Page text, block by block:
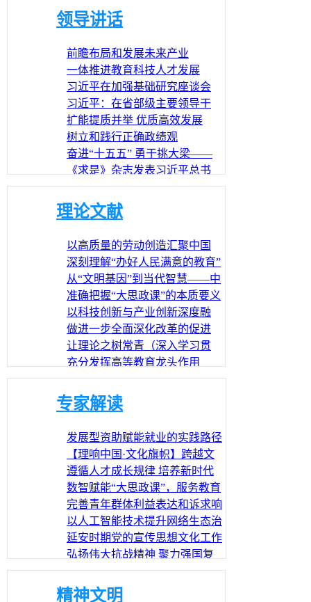
领导讲话
前瞻布局和发展未来产业
一体推进教育科技人才发展
习近平在加强基础研究座谈会
上强调 以更大力度更实举措加
强基础研究 进一步打牢科技强
国建设根基
习近平：在省部级主要领导干
部学习贯彻党的二十届四中全
会精神专题研讨班上的讲话
扩能提质并举 优质高效发展
——习近平总书记重要指示激
励广大干部群众奋力谱写服务
业高质量发展新篇章
树立和践行正确政绩观
奋进“十五五” 勇于挑大梁——
习近平总书记参加 江苏代表团
审议时的重要讲话为开局之年
各项工作指引方向
《求是》杂志发表习近平总书
记重要文章 让愿担当、敢担
当、善担当蔚然成风
中央党的建设工作领导小组召
开会议 研究部署树立和践行正
确政绩观学习教育工作
理论文献
以高质量的劳动创造汇聚中国
式现代化奋进伟力
深刻理解“办好人民满意的教育”
新内涵
从“文明基因”到当代智慧——中
国逻辑思想的传承与发展
准确把握“大思政课”的本质要义
与建设理念
以科技创新与产业创新深度融
合培育新质生产力
做进一步全面深化改革的促进
派实干家（学习贯彻党的二十
届三中全会精神）
让理论之树常青（深入学习贯
彻习近平新时代中国特色社会
主义思想）
充分发挥高等教育龙头作用
（深入学习贯彻习近平新时代
中国特色社会主义思想）
以钉钉子精神抓好改革落实
（学习贯彻党的二十届三中全
会精神）
专家解读
发展型资助赋能就业的实践路径
【理响中国·文化旗帜】跨越文
化间距 全面提升国际传播效能
遵循人才成长规律 培养新时代
拔尖创新人才
数智赋能“大思政课”，服务教育
强国建设
完善青年群体利益表达和诉求响
应机制
以人工智能技术提升网络生态治
理实效
延安时期党的宣传思想文化工作
的时代启示
弘扬伟大抗战精神 聚力强国复
兴伟业
共筑网络家园 迈向数字未来
精神文明